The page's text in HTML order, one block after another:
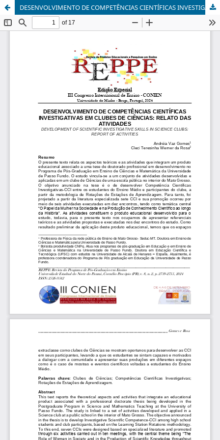
DESENVOLVIMENTO DE COMPETÊNCIAS CIENTÍFICAS INVESTIGATIVAS EM CLUBES DE CIÊNCIAS: RELATO DAS ATIVIDADES